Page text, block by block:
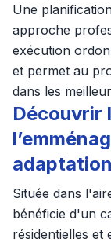
Une
approche
exécution
et permet au
dans les
Découvrir
adaptation
Située dans
bénéficie d'un
résidentielles et